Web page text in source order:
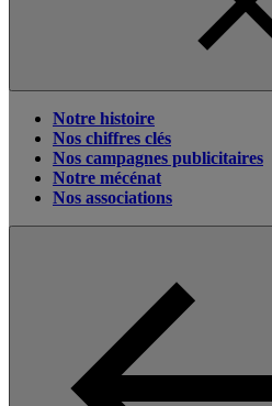
Notre histoire
Nos chiffres clés
Nos campagnes publicitaires
Notre mécénat
Nos associations